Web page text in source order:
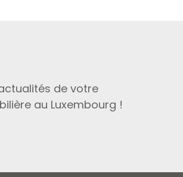
de votre
au Luxembourg !